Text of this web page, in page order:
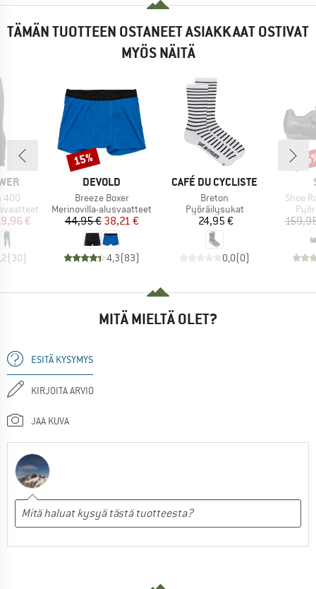
TÄMÄN TUOTTEEN OSTANEET ASIAKKAAT OSTIVAT
MYÖS NÄITÄ
400
hinta
€
(30)
MERKKI
DEVOLD
Tuote
Breeze Boxer
Tuoteryhmä
Merinovilla-alusvaatteet
Hinta
44,95 €Alennettu hinta
38,21 €
4,3(83)
Alennus
15%
MERKKI
CAFÉ DU CYCLISTE
Tuote
Breton
Tuoteryhmä
Pyöräilysukat
Hinta
24,95 €
0,0(0)
Tuote
Shoe
MITÄ MIELTÄ OLET?
ESITÄ KYSYMYS
KIRJOITA ARVIO
JAA KUVA